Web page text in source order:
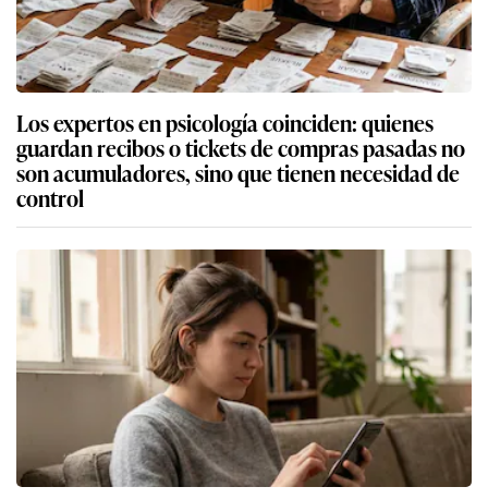
Los expertos en psicología coinciden: quienes
guardan recibos o tickets de compras pasadas no
son acumuladores, sino que tienen necesidad de
control